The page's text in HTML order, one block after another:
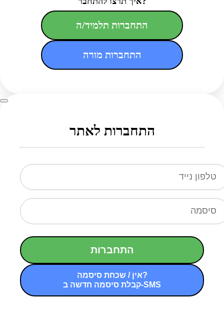
התחברות תלמיד/ה
התחברות מורה
התחברות לאתר
התחברות
אין / שכחת סיסמה?
קבלת סיסמה חדשה ב-SMS